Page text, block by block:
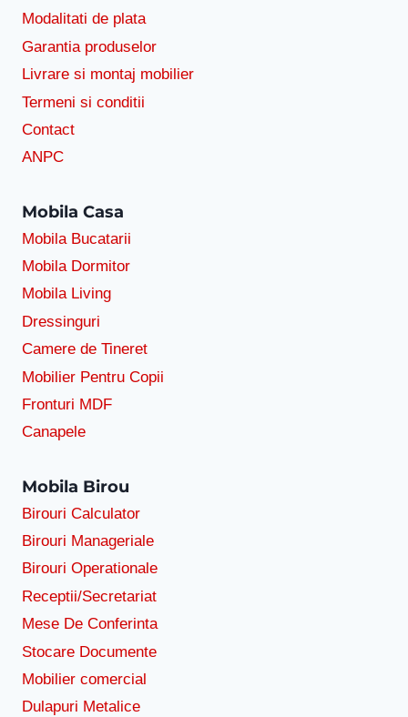
Modalitati de plata
Garantia produselor
Livrare si montaj mobilier
Termeni si conditii
Contact
ANPC
Mobila Casa
Mobila Bucatarii
Mobila Dormitor
Mobila Living
Dressinguri
Camere de Tineret
Mobilier Pentru Copii
Fronturi MDF
Canapele
Mobila Birou
Birouri Calculator
Birouri Manageriale
Birouri Operationale
Receptii/Secretariat
Mese De Conferinta
Stocare Documente
Mobilier comercial
Dulapuri Metalice